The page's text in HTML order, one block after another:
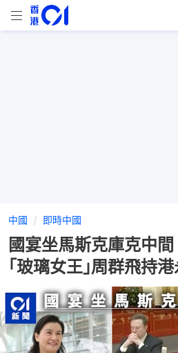
中國 即時中國
國宴坐馬斯克庫克中
｢玻璃女王｣周群飛持